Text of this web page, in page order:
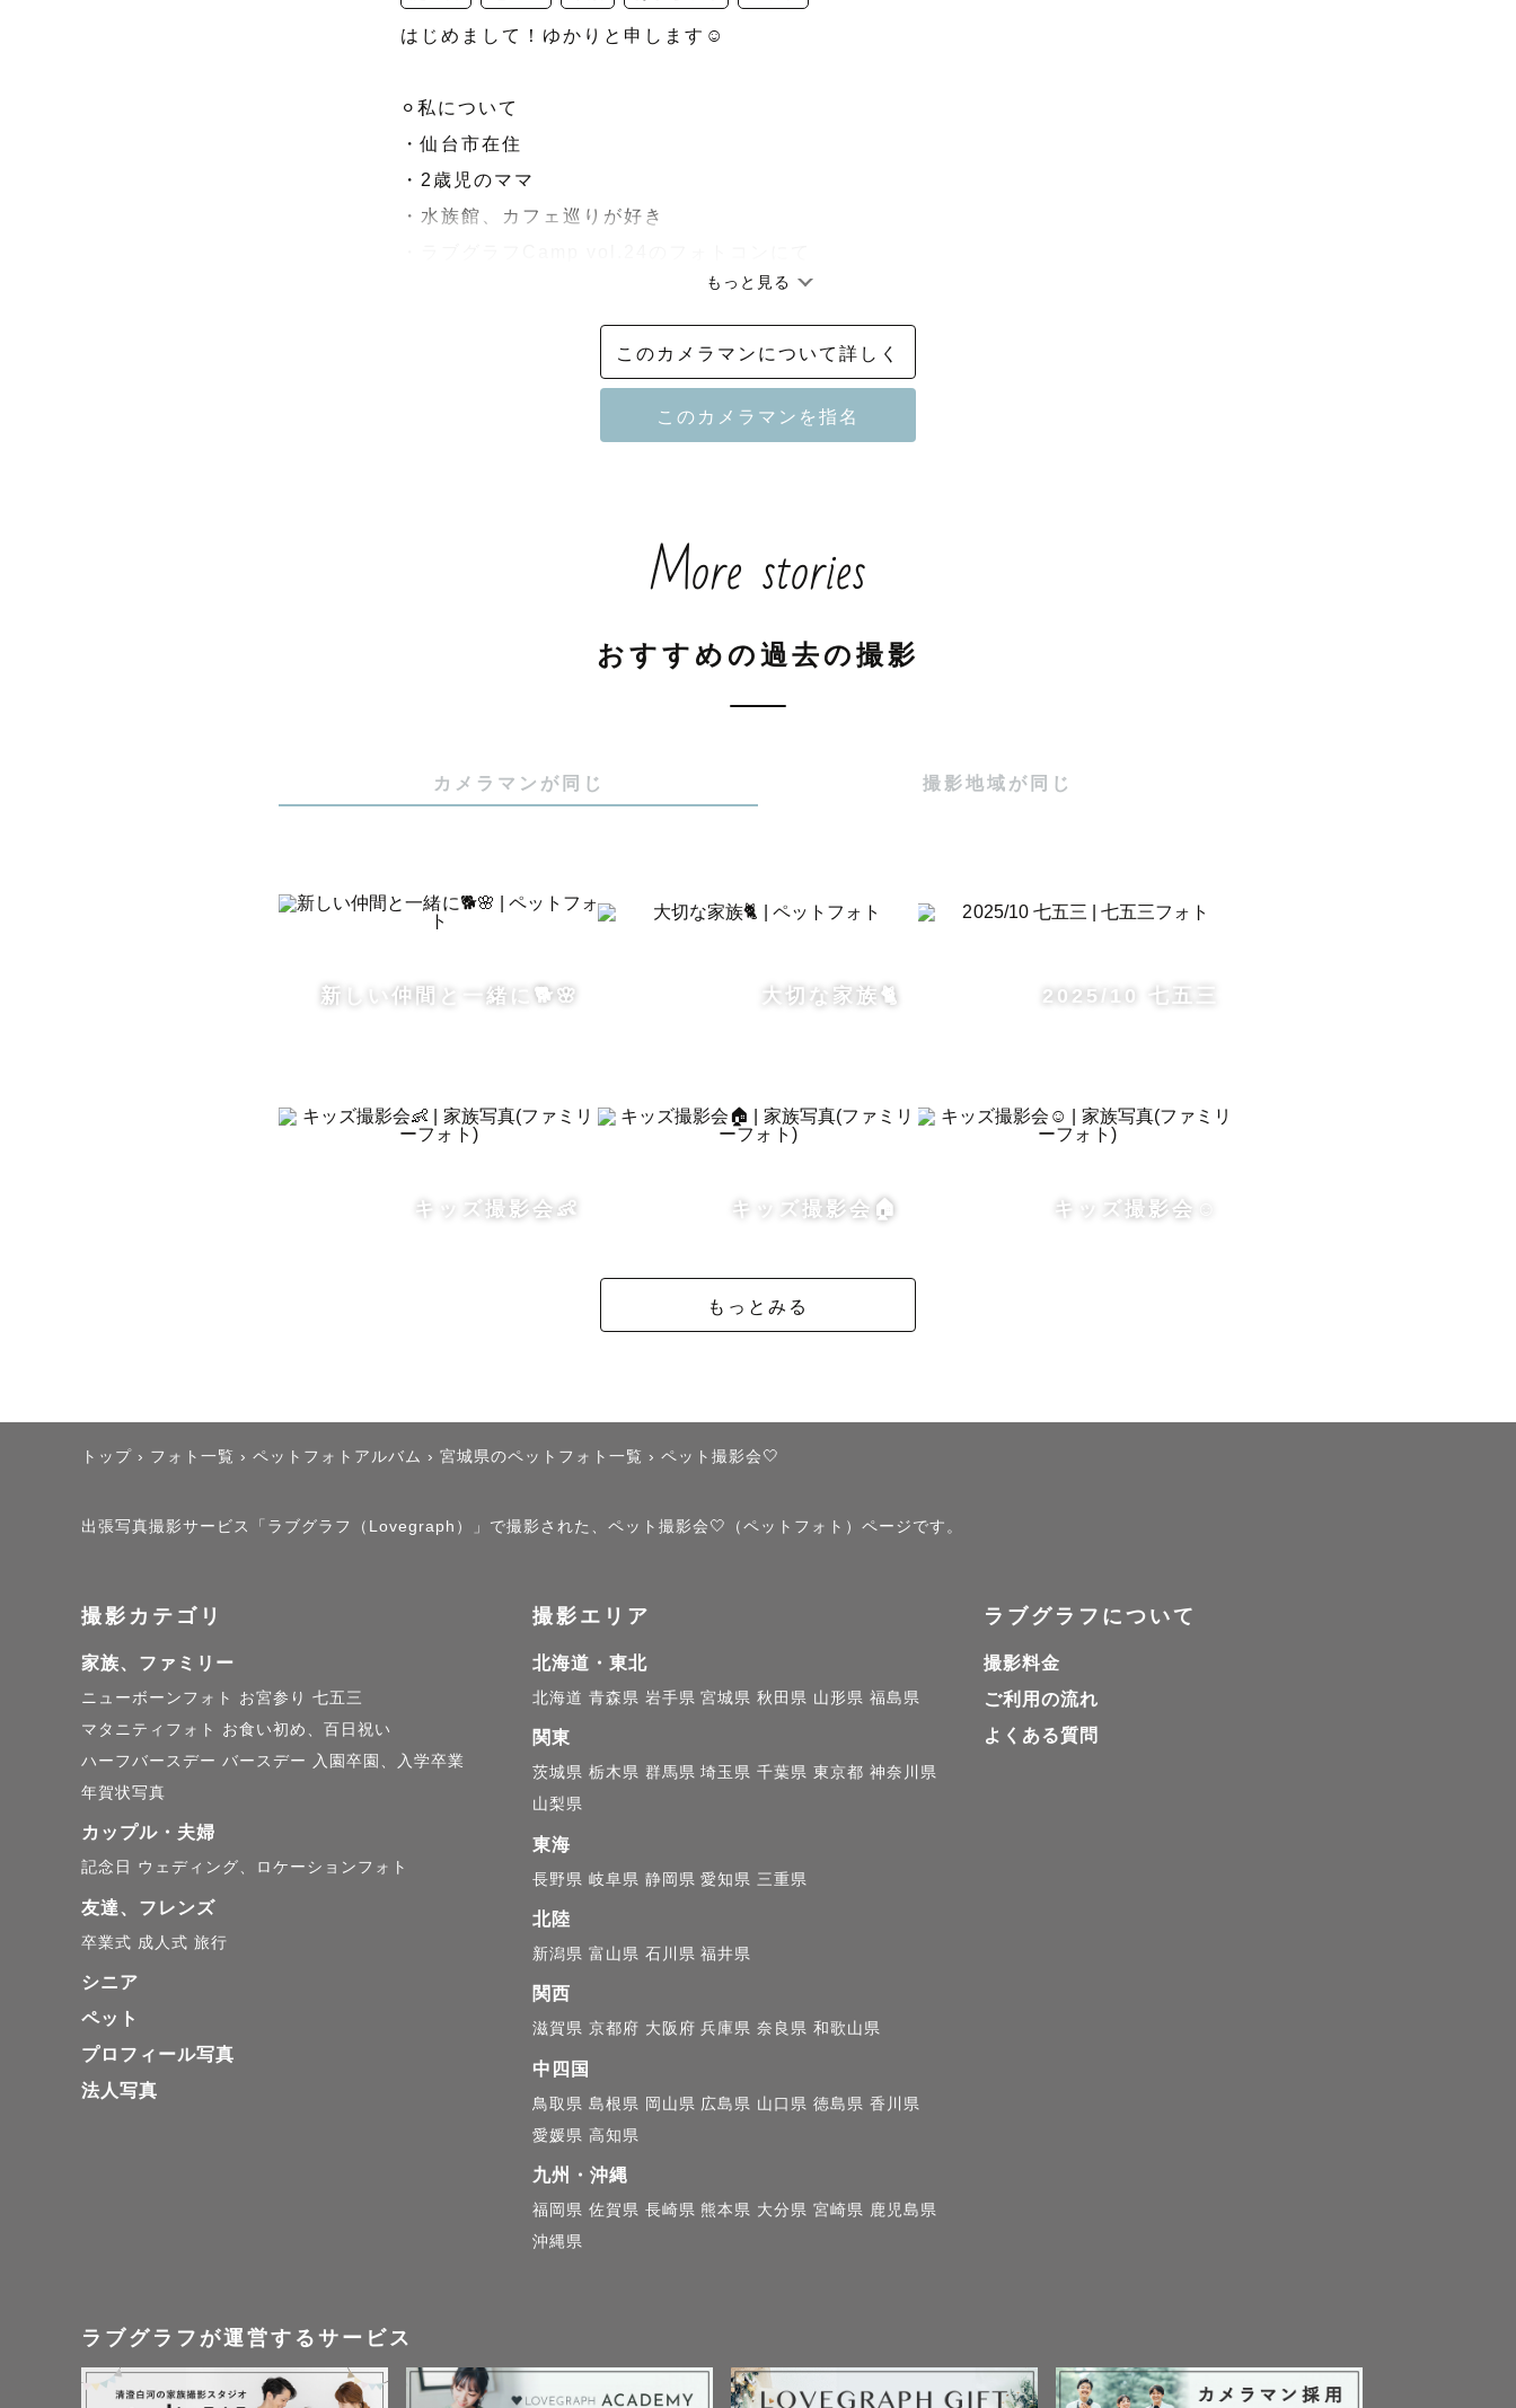
はじめまして！ゆかりと申します☺️
⚪︎私について
・仙台市在住
・2歳児のママ
・水族館、カフェ巡りが好き
〜当たり前の日常を大切に〜
私は普段は病院で働いており、
なことか気が付いた」という方に、たくさん出会います。
写真を通じて誰かの人生に寄り添いたい。
【主な活動範囲】
もっと見る
このカメラマンについて詳しく
More stories
おすすめの過去の撮影
カメラマンが同じ 撮影地域が同じ
新しい仲間と一緒に🐕🌸 大切な家族🐈 2025/10 七五三
キッズ撮影会👶 キッズ撮影会🏠 キッズ撮影会☺️
もっとみる
トップ › フォト一覧 › ペットフォトアルバム › 宮城県のペットフォト一覧 › ペット撮影会🤍
出張写真撮影サービス「ラブグラフ（Lovegraph）」で撮影された、ペット撮影会🤍（ペットフォト）ページです。
撮影カテゴリ
家族、ファミリー
ニューボーンフォト お宮参り 七五三
マタニティフォト
お食い初め、百日祝い
ハーフバースデー バースデー
入園卒園、入学卒業
年賀状写真
カップル・夫婦
記念日 ウェディング、ロケーションフォト
友達、フレンズ
卒業式 成人式 旅行
シニア
ペット
プロフィール写真
法人写真
撮影エリア
北海道・東北
北海道 青森県 岩手県 宮城県 秋田県 山形県 福島県
関東
茨城県 栃木県 群馬県 埼玉県 千葉県 東京都 神奈川県
山梨県
東海
長野県 岐阜県 静岡県 愛知県 三重県
北陸
新潟県 富山県 石川県 福井県
関西
滋賀県 京都府 大阪府 兵庫県 奈良県 和歌山県
中四国
鳥取県 島根県 岡山県 広島県 山口県 徳島県 香川県
愛媛県 高知県
九州・沖縄
福岡県 佐賀県 長崎県 熊本県 大分県 宮崎県 鹿児島県
沖縄県
ラブグラフについて
撮影料金
ご利用の流れ
よくある質問
ラブグラフが運営するサービス